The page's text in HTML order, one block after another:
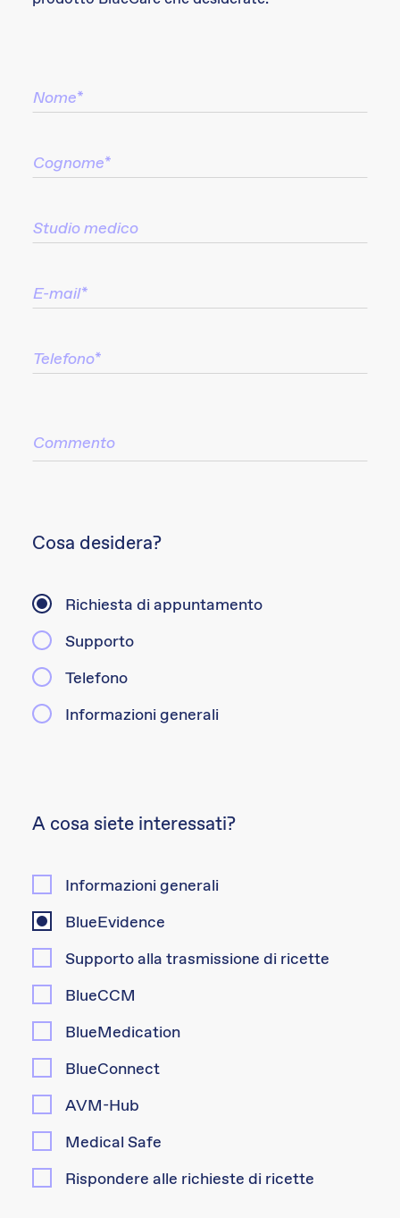
Cosa desidera?
Richiesta di appuntamento
Supporto
Telefono
Informazioni generali
A cosa siete interessati?
Informazioni generali
BlueEvidence
Supporto alla trasmissione di ricette
BlueCCM
BlueMedication
BlueConnect
AVM-Hub
Medical Safe
Rispondere alle richieste di ricette